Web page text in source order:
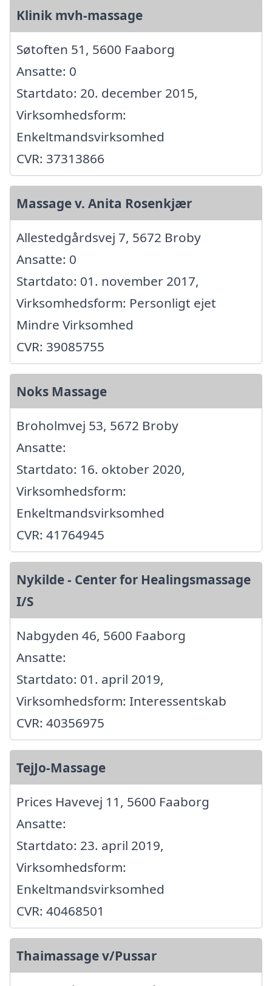
Klinik mvh-massage
Søtoften 51, 5600 Faaborg
Ansatte: 0
Startdato: 20. december 2015,
Virksomhedsform:
Enkeltmandsvirksomhed
CVR: 37313866
Massage v. Anita Rosenkjær
Allestedgårdsvej 7, 5672 Broby
Ansatte: 0
Startdato: 01. november 2017,
Virksomhedsform: Personligt ejet
Mindre Virksomhed
CVR: 39085755
Noks Massage
Broholmvej 53, 5672 Broby
Ansatte:
Startdato: 16. oktober 2020,
Virksomhedsform:
Enkeltmandsvirksomhed
CVR: 41764945
Nykilde - Center for Healingsmassage
I/S
Nabgyden 46, 5600 Faaborg
Ansatte:
Startdato: 01. april 2019,
Virksomhedsform: Interessentskab
CVR: 40356975
TejJo-Massage
Prices Havevej 11, 5600 Faaborg
Ansatte:
Startdato: 23. april 2019,
Virksomhedsform:
Enkeltmandsvirksomhed
CVR: 40468501
Thaimassage v/Pussar